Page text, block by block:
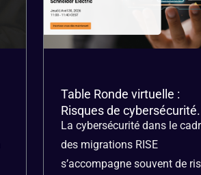
Table Ronde virtuelle :
Risques de
La cybersécurité dans le
des migrations RISE
s’accompagne souvent de